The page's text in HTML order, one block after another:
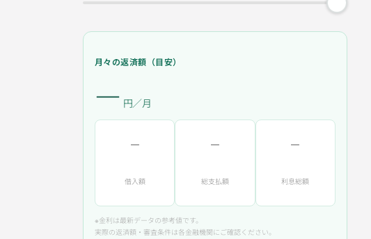
月々の返済額（目安）
― 円／月
―
借入額
―
総支払額
―
利息総額
※金利は最新データの参考値です。
実際の返済額・審査条件は各金融機関にご確認ください。